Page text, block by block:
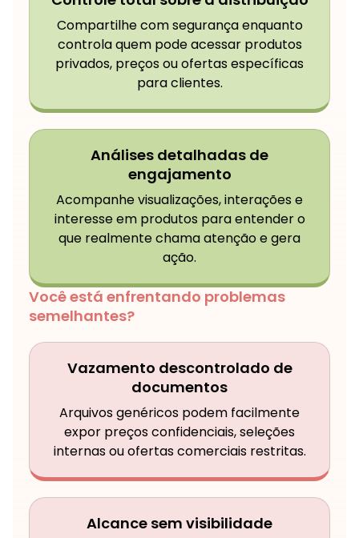
Compartilhe com segurança enquanto
controla quem pode acessar produtos
privados, preços ou ofertas específicas
para clientes.
Análises detalhadas de
engajamento
Acompanhe visualizações, interações e
interesse em produtos para entender o
que realmente chama atenção e gera
ação.
Você está enfrentando problemas
semelhantes?
Vazamento descontrolado de
documentos
Arquivos genéricos podem facilmente
expor preços confidenciais, seleções
internas ou ofertas comerciais restritas.
Alcance sem visibilidade